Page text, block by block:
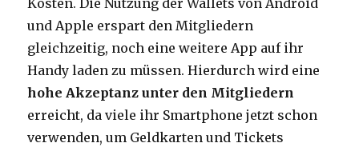
Kosten. Die Nutzung der Wallets von Android
und Apple erspart den Mitgliedern
gleichzeitig, noch eine weitere App auf ihr
Handy laden zu müssen. Hierdurch wird eine
hohe Akzeptanz unter den Mitgliedern
erreicht, da viele ihr Smartphone jetzt schon
verwenden, um Geldkarten und Tickets